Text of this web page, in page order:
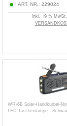
ART. NR.: 229024
inkl. 19 %
WR-6B Solar-Handkurbel-
LED-Taschenlampe -